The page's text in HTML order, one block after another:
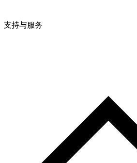
支持与服务